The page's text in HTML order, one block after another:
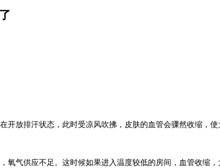
放排汗状态，此时受凉风吹拂，皮肤的血管会骤然收缩，
气供应不足。这时候如果进入温度较低的房间，血管收缩，